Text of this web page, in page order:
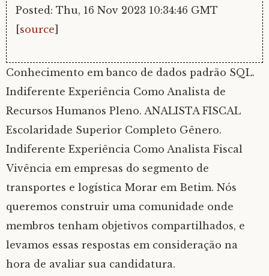
Posted: Thu, 16 Nov 2023 10:34:46 GMT
source
Conhecimento em banco de dados padrão SQL.
Indiferente Experiência Como Analista de
Recursos Humanos Pleno. ANALISTA FISCAL
Escolaridade Superior Completo Gênero.
Indiferente Experiência Como Analista Fiscal
Vivência em empresas do segmento de
transportes e logística Morar em Betim. Nós
queremos construir uma comunidade onde
membros tenham objetivos compartilhados, e
levamos essas respostas em consideração na
hora de avaliar sua candidatura.